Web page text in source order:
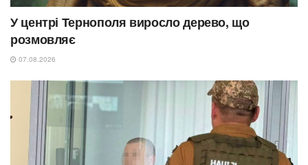
У центрі Тернополя виросло дерево, що
розмовляє
07.08.2026